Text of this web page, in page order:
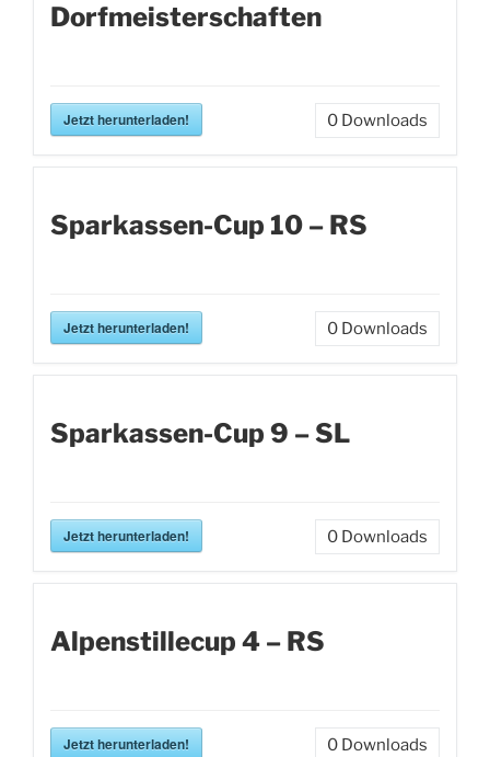
Dorfmeisterschaften
Jetzt herunterladen! 0 Downloads
Sparkassen-Cup 10 – RS
Jetzt herunterladen! 0 Downloads
Sparkassen-Cup 9 – SL
Jetzt herunterladen! 0 Downloads
Alpenstillecup 4 – RS
Jetzt herunterladen! 0 Downloads